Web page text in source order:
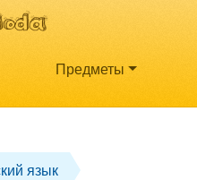
Предметы
язык